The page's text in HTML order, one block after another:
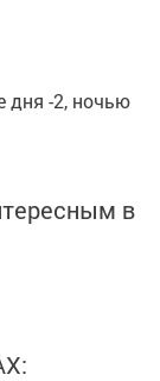
дня -2, ночью
в